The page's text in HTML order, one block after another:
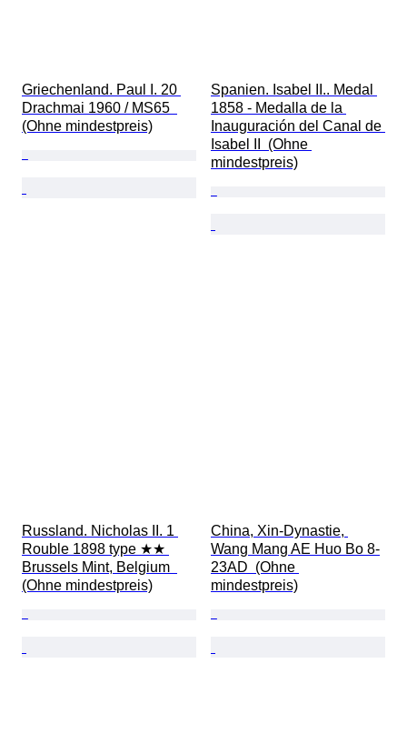
Griechenland. Paul I. 20
Drachmai 1960 / MS65
(Ohne mindestpreis)
Spanien. Isabel II.. Medal
1858 - Medalla de la
Inauguración del Canal de
Isabel II  (Ohne
mindestpreis)
Russland. Nicholas II. 1
Rouble 1898 type ★★
Brussels Mint, Belgium
(Ohne mindestpreis)
China, Xin-Dynastie,
Wang Mang AE Huo Bo 8-
23AD  (Ohne
mindestpreis)